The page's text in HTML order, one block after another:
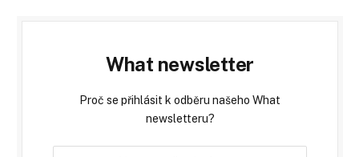
What newsletter
Proč se přihlásit k odběru našeho What
newsletteru?